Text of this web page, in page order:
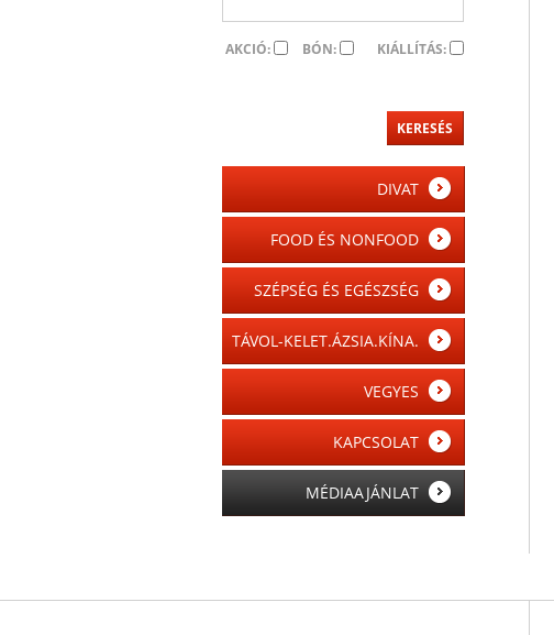
AKCIÓ: BÓN: KIÁLLÍTÁS:
DIVAT
FOOD ÉS NONFOOD
SZÉPSÉG ÉS EGÉSZSÉG
TÁVOL-KELET.ÁZSIA.KÍNA.
VEGYES
KAPCSOLAT
MÉDIAAJÁNLAT